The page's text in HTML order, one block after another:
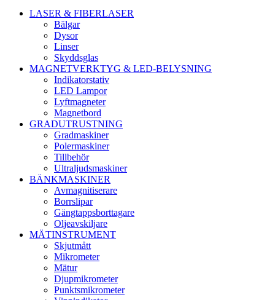
LASER & FIBERLASER
Bälgar
Dysor
Linser
Skyddsglas
MAGNETVERKTYG & LED-BELYSNING
Indikatorstativ
LED Lampor
Lyftmagneter
Magnetbord
GRADUTRUSTNING
Gradmaskiner
Polermaskiner
Tillbehör
Ultraljudsmaskiner
BÄNKMASKINER
Avmagnitiserare
Borrslipar
Gängtappsborttagare
Oljeavskiljare
MÄTINSTRUMENT
Skjutmått
Mikrometer
Mätur
Djupmikrometer
Punktsmikrometer